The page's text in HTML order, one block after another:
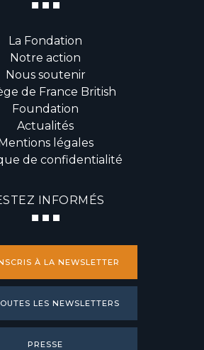
La Fondation
Notre action
Nous soutenir
de France British
Foundation
Actualités
légales
de confidentialité
INFORMÉS
À LA NEWSLETTER
LES NEWSLETTERS
PRESSE